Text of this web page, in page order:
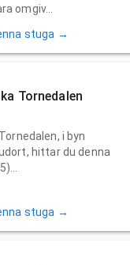
omgiv...
stuga →
Tornedalen
i byn
hittar du denna
stuga →